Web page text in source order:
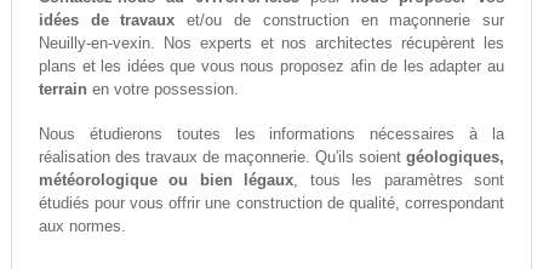
idées de travaux et/ou de construction en maçonnerie sur
Neuilly-en-vexin. Nos experts et nos architectes récupèrent les
plans et les idées que vous nous proposez afin de les adapter au
terrain en votre possession.
Nous étudierons toutes les informations nécessaires à la
réalisation des travaux de maçonnerie. Qu'ils soientgéologiques,
météorologique ou bien légaux, tous les paramètres sont
étudiés pour vous offrir une construction de qualité, correspondant
aux normes.